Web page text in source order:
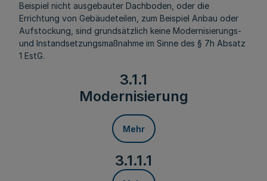
Beispiel nicht ausgebauter Dachboden, oder die
Errichtung von Gebäudeteilen, zum Beispiel Anbau oder
Aufstockung, sind grundsätzlich keine Modernisierungs-
und Instandsetzungsmaßnahme im Sinne des § 7h Absatz
1 EstG.
3.1.1
Modernisierung
Mehr
3.1.1.1